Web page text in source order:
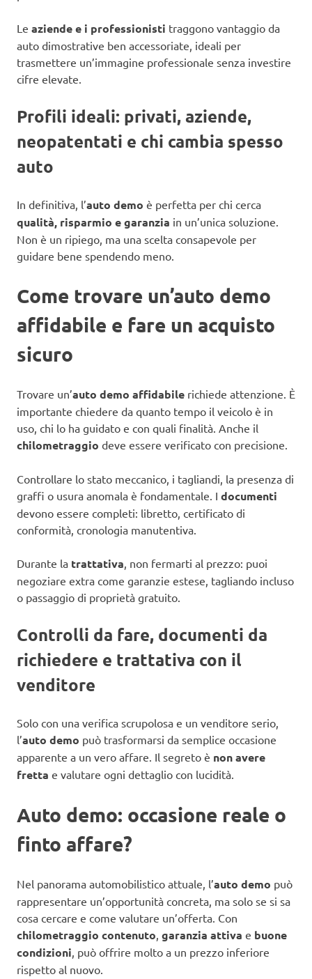
Le aziende e i professionisti traggono vantaggio da
auto dimostrative ben accessoriate, ideali per
trasmettere un’immagine professionale senza investire
cifre elevate.
Profili ideali: privati, aziende,
neopatentati e chi cambia spesso
auto
In definitiva, l’auto demo è perfetta per chi cerca
qualità, risparmio e garanzia in un’unica soluzione.
Non è un ripiego, ma una scelta consapevole per
guidare bene spendendo meno.
Come trovare un’auto demo
affidabile e fare un acquisto
sicuro
Trovare un’auto demo affidabile richiede attenzione. È
importante chiedere da quanto tempo il veicolo è in
uso, chi lo ha guidato e con quali finalità. Anche il
chilometraggio deve essere verificato con precisione.
Controllare lo stato meccanico, i tagliandi, la presenza di
graffi o usura anomala è fondamentale. I documenti
devono essere completi: libretto, certificato di
conformità, cronologia manutentiva.
Durante la trattativa , non fermarti al prezzo: puoi
negoziare extra come garanzie estese, tagliando incluso
o passaggio di proprietà gratuito.
Controlli da fare, documenti da
richiedere e trattativa con il
venditore
Solo con una verifica scrupolosa e un venditore serio,
l’auto demo può trasformarsi da semplice occasione
apparente a un vero affare. Il segreto è non avere
fretta e valutare ogni dettaglio con lucidità.
Auto demo: occasione reale o
finto affare?
Nel panorama automobilistico attuale, l’auto demo può
rappresentare un’opportunità concreta, ma solo se si sa
cosa cercare e come valutare un’offerta. Con
chilometraggio contenuto garanzia attiva e buone
condizioni , può offrire molto a un prezzo inferiore
rispetto al nuovo.